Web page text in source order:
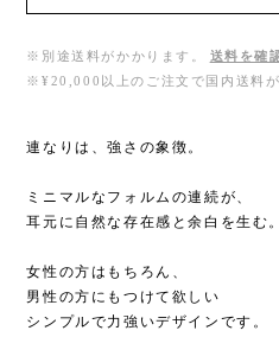
※別途送料がかかります。
送料を確
※¥20,000以上のご注文で国内送料が
連なりは、強さの象徴。
ミニマルなフォルムの連続が、
耳元に自然な存在感と余白を生む。
女性の方はもちろん、
男性の方にもつけて欲しい
シンプルで力強いデザインです。